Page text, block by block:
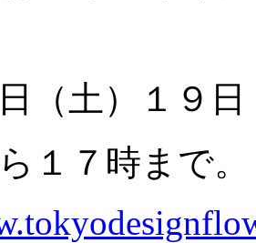
（土）１９
１７時まで。